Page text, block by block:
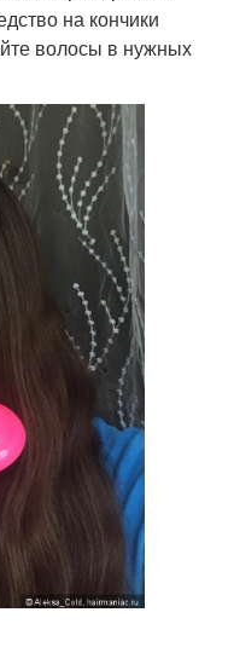
на кончики
волосы в нужных